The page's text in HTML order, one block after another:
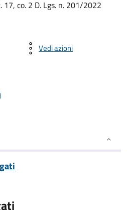
17, co. 2 D. Lgs. n. 201/2022
Vedi azioni